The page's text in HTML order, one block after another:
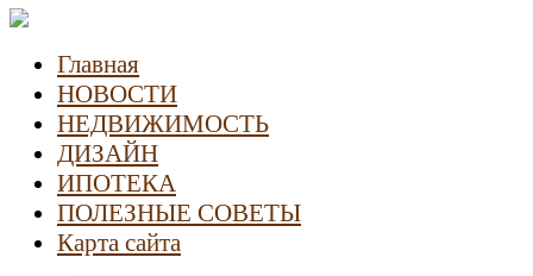
Главная
НОВОСТИ
НЕДВИЖИМОСТЬ
ДИЗАЙН
ИПОТЕКА
ПОЛЕЗНЫЕ СОВЕТЫ
Карта сайта